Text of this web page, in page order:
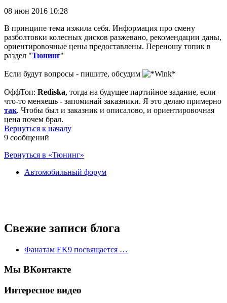
08 июн 2016 10:28
В принципе тема изжила себя. Информация про смену
разболтовки колесных дисков разжевано, рекомендации даны,
ориентировочные цены предоставлены. Переношу топик в
раздел "Тюнинг"
Если будут вопросы - пишите, обсудим
ОффТоп: Rediska, тогда на будущее партийное задание, если
что-то меняешь - запоминай заказники. Я это делаю примерно
так. Чтобы был и заказник и описалово, и ориентировочная
цена почем брал.
Вернуться к началу
9 сообщений
Вернуться в «Тюнинг»
Автомобильный форум
Свежие записи блога
Фанатам EK9 посвящается …
Мы ВКонтакте
Интересное видео